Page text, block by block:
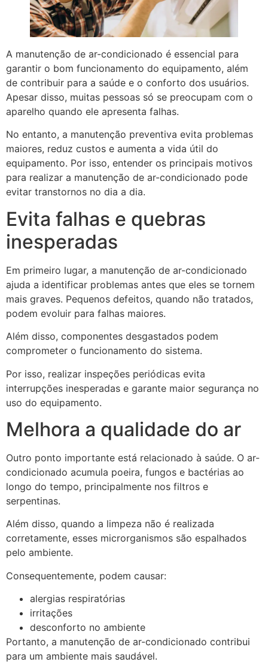
A manutenção de ar-condicionado é essencial para
garantir o bom funcionamento do equipamento, além
de contribuir para a saúde e o conforto dos usuários.
Apesar disso, muitas pessoas só se preocupam com o
aparelho quando ele apresenta falhas.
No entanto, a manutenção preventiva evita problemas
maiores, reduz custos e aumenta a vida útil do
equipamento. Por isso, entender os principais motivos
para realizar a manutenção de ar-condicionado pode
evitar transtornos no dia a dia.
Evita falhas e quebras
inesperadas
Em primeiro lugar, a manutenção de ar-condicionado
ajuda a identificar problemas antes que eles se tornem
mais graves. Pequenos defeitos, quando não tratados,
podem evoluir para falhas maiores.
Além disso, componentes desgastados podem
comprometer o funcionamento do sistema.
Por isso, realizar inspeções periódicas evita
interrupções inesperadas e garante maior segurança no
uso do equipamento.
Melhora a qualidade do ar
Outro ponto importante está relacionado à saúde. O ar-
condicionado acumula poeira, fungos e bactérias ao
longo do tempo, principalmente nos filtros e
serpentinas.
Além disso, quando a limpeza não é realizada
corretamente, esses microrganismos são espalhados
pelo ambiente.
Consequentemente, podem causar:
alergias respiratórias
irritações
desconforto no ambiente
Portanto, a manutenção de ar-condicionado contribui
para um ambiente mais saudável.